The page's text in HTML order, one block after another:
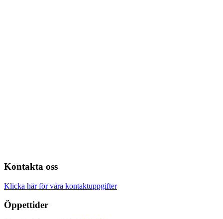
Kontakta oss
Klicka här för våra kontaktuppgifter
Öppettider